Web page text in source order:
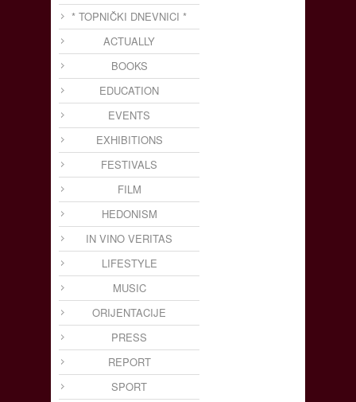
* TOPNIČKI DNEVNICI *
ACTUALLY
BOOKS
EDUCATION
EVENTS
EXHIBITIONS
FESTIVALS
FILM
HEDONISM
IN VINO VERITAS
LIFESTYLE
MUSIC
ORIJENTACIJE
PRESS
REPORT
SPORT